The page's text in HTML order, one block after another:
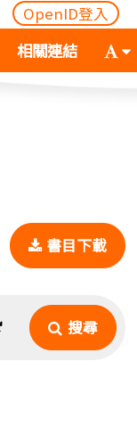
OpenID登入
相關連結
字
體
白
鍵
書目下載
換
搜尋